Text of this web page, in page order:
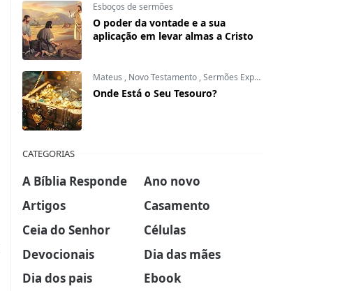
Esboços de sermões
O poder da vontade e a sua
aplicação em levar almas a Cristo
Mateus , Novo Testamento ,Sermões Expositivos
Onde Está o Seu Tesouro?
CATEGORIAS
A Bíblia Responde
Ano novo
Artigos
Casamento
Ceia do Senhor
Células
Devocionais
Dia das mães
Dia dos pais
Ebook